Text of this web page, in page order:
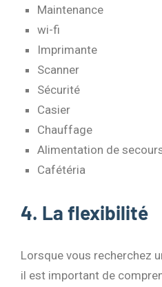
Maintenance
wi-fi
Imprimante
Scanner
Sécurité
Casier
Chauffage
Alimentation de
Cafétéria
4. La flexibilité
Lorsque vous recherchez
il est important de